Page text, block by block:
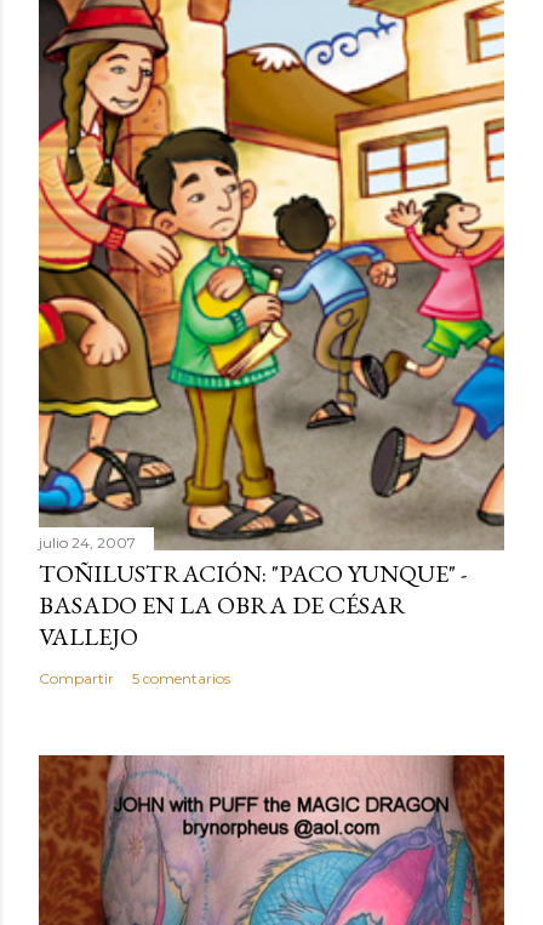
julio 24, 2007
TOÑILUSTRACIÓN: "PACO YUNQUE" -
BASADO EN LA OBRA DE CÉSAR
VALLEJO
Compartir 5 comentarios